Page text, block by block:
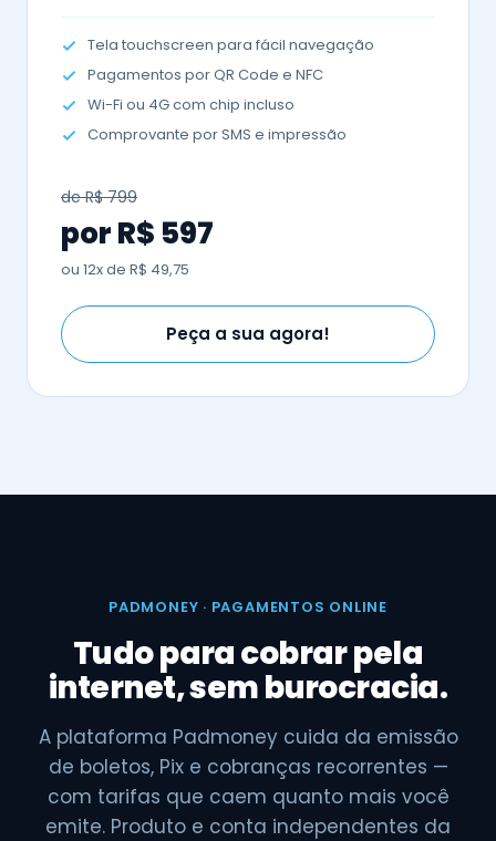
Tela touchscreen para fácil navegação
Pagamentos por QR Code e NFC
Wi-Fi ou 4G com chip incluso
Comprovante por SMS e impressão
de R$ 799
por R$ 597
ou 12x de R$ 49,75
Peça a sua agora!
PADMONEY · PAGAMENTOS ONLINE
Tudo para cobrar pela
internet, sem burocracia.
A plataforma Padmoney cuida da emissão
de boletos, Pix e cobranças recorrentes —
com tarifas que caem quanto mais você
emite. Produto e conta independentes da